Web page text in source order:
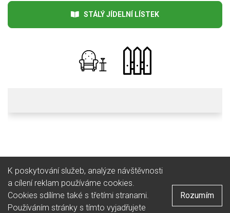
ne zrovna lehce stravitelné pokrmy. Ovšem i přesto se
stala jedna z nejoblíbenějších kuchyní.
Hotel
Česká
STÁLÝ JÍDELNÍ LÍSTEK
K poskytování služeb, analýze návštěvnosti
a cílení reklam používáme cookies.
Cookies sdílíme také s třetími stranami.
Používáním stránky s tímto vyjadřujete
Rozumím